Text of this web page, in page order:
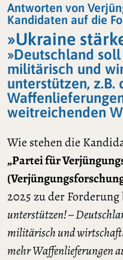
Antworten von
Kandidaten auf die
»Ukraine
»Deutschland
militärisch und
unterstützen, z.B.
weitreichenden
Wie stehen die
„Partei für
2025 zu der Forderung
unterstützen! –
militärisch und
mehr Waffenlieferungen